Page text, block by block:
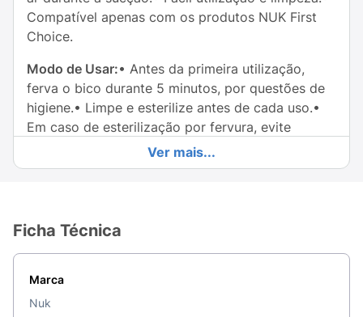
Compatível apenas com os produtos NUK First
Choice.
Modo de Usar:• Antes da primeira utilização,
ferva o bico durante 5 minutos, por questões de
higiene.• Limpe e esterilize antes de cada uso.•
Em caso de esterilização por fervura, evite
danificar os bicos certificando-se que há água
suficiente no recipiente. 5 minutos de fervura são
produto.
Para a segurança do seu bebê, por questões de
segurança e higiene, substitua o bico a cada 1-2
meses de uso.
Ver mais...
Ficha Técnica
Marca
Nuk